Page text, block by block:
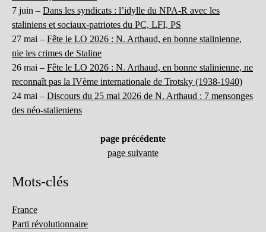
7 juin – Dans les syndicats : l’idylle du NPA-R avec les
staliniens et sociaux-patriotes du PC, LFI, PS
27 mai – Fête le LO 2026 : N. Arthaud, en bonne stalinienne,
nie les crimes de Staline
26 mai – Fête le LO 2026 : N. Arthaud, en bonne stalinienne, ne
reconnaît pas la IVème internationale de Trotsky (1938-1940)
24 mai – Discours du 25 mai 2026 de N. Arthaud : 7 mensonges
des néo-stalieniens
page précédente
page suivante
Mots-clés
France
Parti révolutionnaire